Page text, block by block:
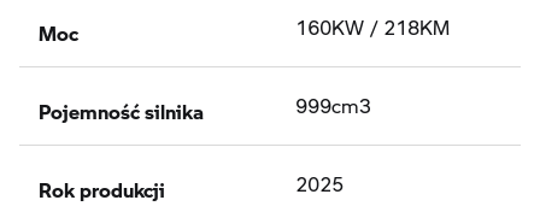
Moc 160KW / 218KM
Pojemność silnika 999cm3
Rok produkcji 2025